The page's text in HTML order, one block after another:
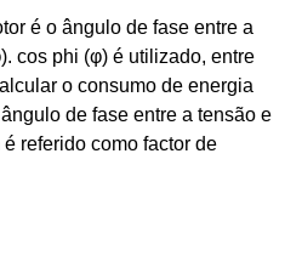
é o ângulo de fase entre a
cos phi (φ) é utilizado, entre
o consumo de energia
de fase entre a tensão e
referido como factor de